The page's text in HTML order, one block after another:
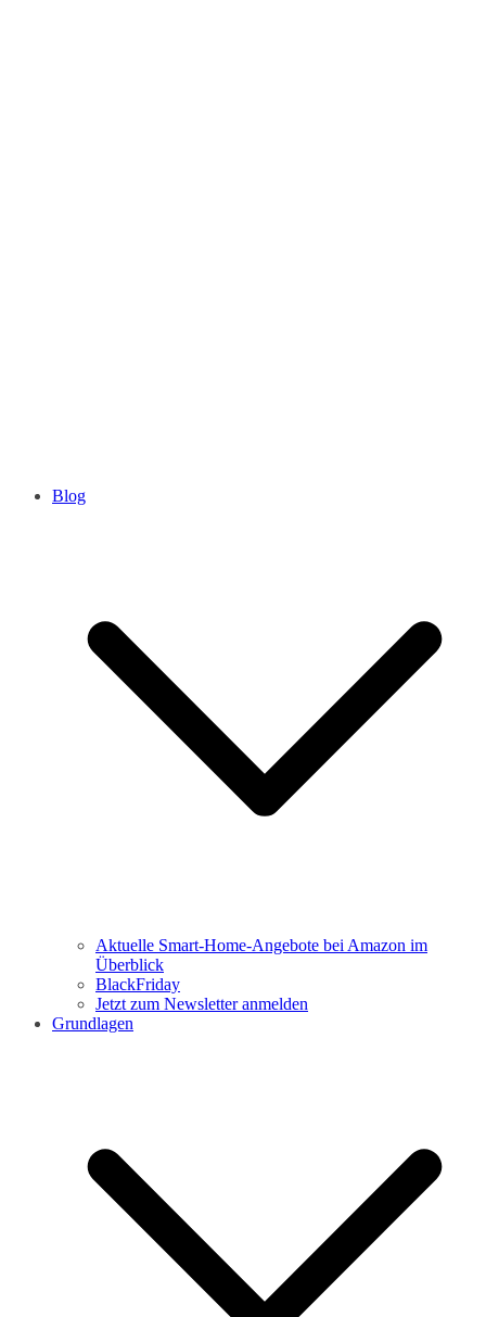
Blog
Aktuelle Smart-Home-Angebote bei Amazon im
Überblick
BlackFriday
Jetzt zum Newsletter anmelden
Grundlagen